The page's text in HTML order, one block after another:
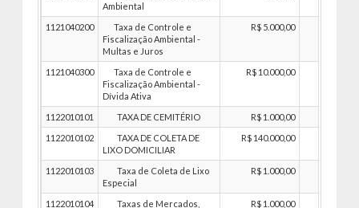
Ambiental
1121040200
Taxa de Controle e
Fiscalização Ambiental -
Multas e Juros
R$ 5.000,00
1121040300
Taxa de Controle e
Fiscalização Ambiental -
Dívida Ativa
R$ 10.000,00
1122010101 TAXA DE CEMITÉRIO R$ 1.000,00
1122010102
TAXA DE COLETA DE
LIXO DOMICILIAR
R$ 140.000,00
1122010103
Taxa de Coleta de Lixo
Especial
R$ 1.000,00
1122010104
Taxas de Mercados,
R$ 1.000,00